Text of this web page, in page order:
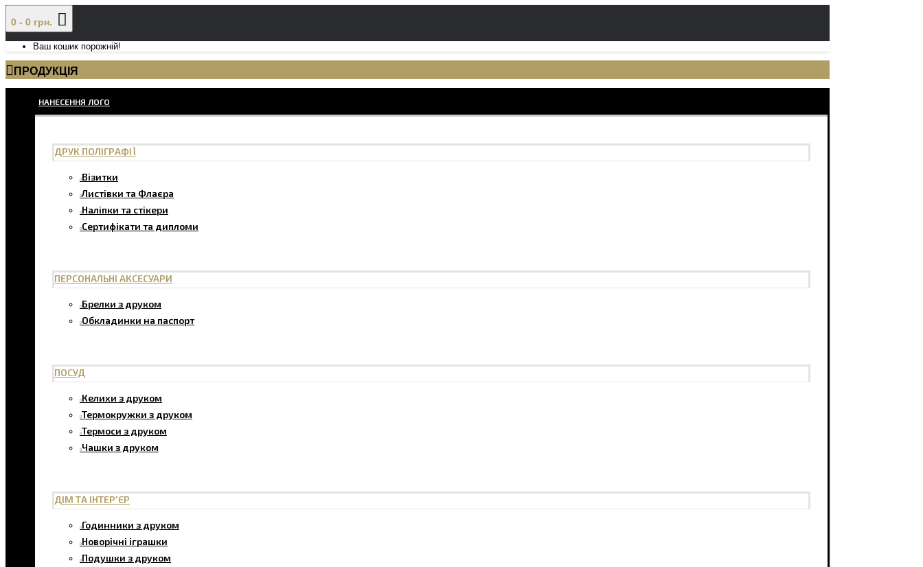
0 - 0 грн.
Ваш кошик порожній!
ПРОДУКЦІЯ
НАНЕСЕННЯ ЛОГО
ДРУК ПОЛІГРАФІЇ
Візитки
Листівки та Флаєра
Наліпки та стікери
Сертифікати та дипломи
ПЕРСОНАЛЬНІ АКСЕСУАРИ
Брелки з друком
Обкладинки на паспорт
ПОСУД
Келихи з друком
Термокружки з друком
Термоси з друком
Чашки з друком
ДІМ ТА ІНТЕР'ЄР
Годинники з друком
Новорічні іграшки
Подушки з друком